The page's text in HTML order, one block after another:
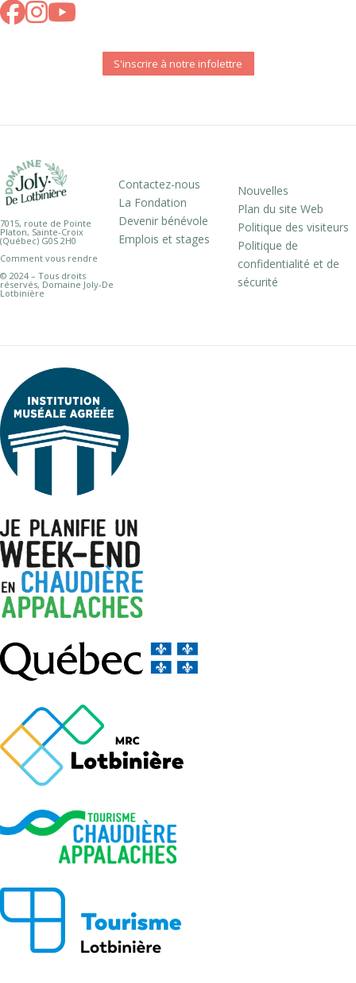
S'inscrire à notre infolettre
7015, route de Pointe
Platon, Sainte-Croix
(Québec) G0S 2H0
Comment vous rendre
© 2024 – Tous droits
réservés, Domaine Joly-De
Lotbinière
Contactez-nous
La Fondation
Devenir bénévole
Emplois et stages
Nouvelles
Plan du site Web
Politique des visiteurs
Politique de
confidentialité et de
sécurité